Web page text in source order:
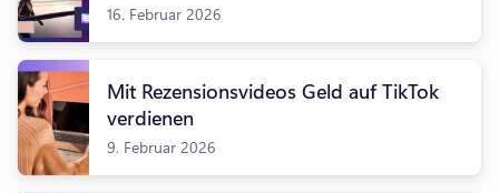
16. Februar 2026
Mit Rezensionsvideos Geld auf TikTok
verdienen
9. Februar 2026